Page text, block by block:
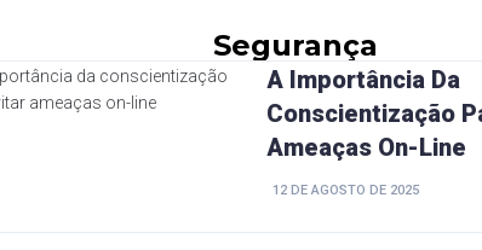
Segurança
A Importância Da
Conscientização
Ameaças On-Line
12 DE AGOSTO DE 2025